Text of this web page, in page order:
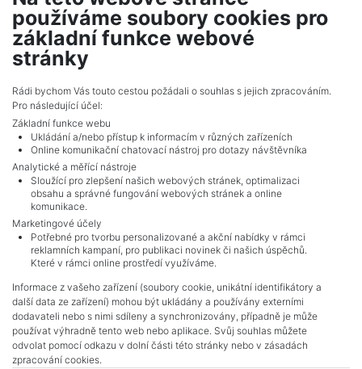
Lucie Čermáková
realitní makléř
show nr.
MojePole.cz
Revoluční 1003/3, 11000, Praha
NAVIGACE
Terms and conditions
Protection of personal data
Real estate's
Contact
Cookie processing
používáme soubory cookies pro
základní funkce webové
stránky
Rádi bychom Vás touto cestou požádali o souhlas s jejich zpracováním.
Pro následující účel:
Základní funkce webu
Ukládání a/nebo přístup k informacím v různých zařízeních
Online komunikační chatovací nástroj pro dotazy návštěvníka
Analytické a měřící nástroje
Sloužící pro zlepšení našich webových stránek, optimalizaci
obsahu a správné fungování webových stránek a online
komunikace.
Marketingové účely
Potřebné pro tvorbu personalizované a akční nabídky v rámci
reklamních kampaní, pro publikaci novinek či našich úspěchů.
Které v rámci online prostředí využíváme.
Informace z vašeho zařízení (soubory cookie, unikátní identifikátory a
další data ze zařízení) mohou být ukládány a používány externími
dodavateli nebo s nimi sdíleny a synchronizovány, případně je může
používat výhradně tento web nebo aplikace. Svůj souhlas můžete
odvolat pomocí odkazu v dolní části této stránky nebo v zásadách
zpracování cookies.